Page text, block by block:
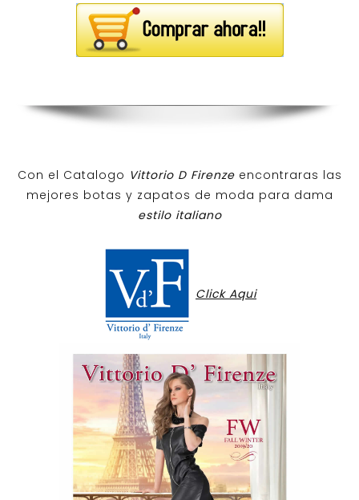
Con el Catalogo Vittorio D Firenzeencontraras las
mejores botas y zapatos de moda para dama
estilo italiano
Click Aqui